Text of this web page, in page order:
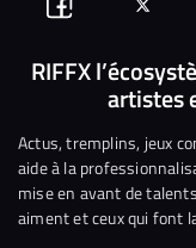
Suivez-
nous
Facebook
nous
sur
RIFFX
artistes
Actus, tremplins, jeux
aide à la
mise en avant de
aiment et ceux qui font